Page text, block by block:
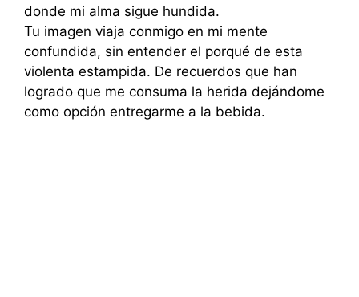
donde mi alma sigue hundida.
Tu imagen viaja conmigo en mi mente
confundida, sin entender el porqué de esta
violenta estampida. De recuerdos que han
logrado que me consuma la herida dejándome
como opción entregarme a la bebida.